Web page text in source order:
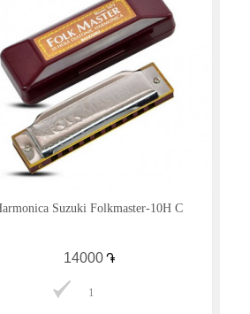
Suzuki Folkmaster-10H C
֏
1